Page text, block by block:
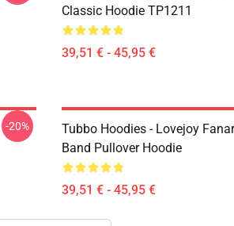
Classic Hoodie TP1211
39,51 € - 45,95 €
-20%
Tubbo Hoodies - Lovejoy
Band Pullover Hoodie
39,51 € - 45,95 €